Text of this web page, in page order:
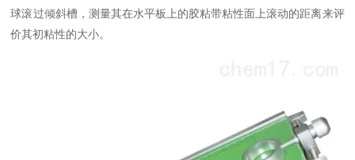
球滚过倾斜槽，测量其在水平板上的胶粘带粘性面上滚动的距离来评
价其初粘性的大小。